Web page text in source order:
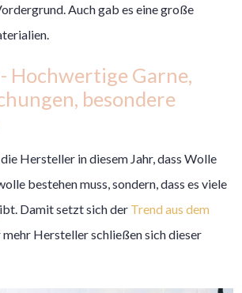
Auch gab es eine große
Hochwertige Garne,
besondere
Hersteller in diesem Jahr, dass Wolle
bestehen muss, sondern, dass es viele
Damit setzt sich der Trend aus dem
Hersteller schließen sich dieser